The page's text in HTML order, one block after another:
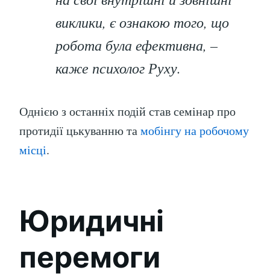
виклики, є ознакою того, що
робота була ефективна, –
каже психолог Руху.
Однією з останніх подій став семінар про
протидії цькуванню тамобінгу на робочому
місці.
Юридичні
перемоги